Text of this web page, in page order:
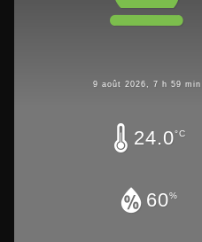
9 août 2026, 7 h 59 min
24.0°C
60%